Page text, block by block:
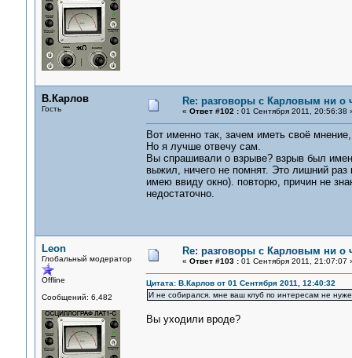
В.Карлов
Гость
Re: разговоры с Карловым ни о
« Ответ #102 :01 Сентября 2011, 20:56:38
Вот именно так, зачем иметь своё
Но я лучше отвечу сам.
Вы спрашивали о взрыве? взрыв был
выжил, ничего не помнят. Это лишний раз
имею ввиду окно). повторю, причин не
недостаточно.
Leon
Глобальный модератор
Offline
Сообщений: 6,482
Re: разговоры с Карловым ни о
« Ответ #103 :01 Сентября 2011, 21:07:07
Цитата: В.Карлов от 01 Сентября 2011, 12:40:32
И не собирался. мне ваш клуб по интересам не
Вы уходили вроде?